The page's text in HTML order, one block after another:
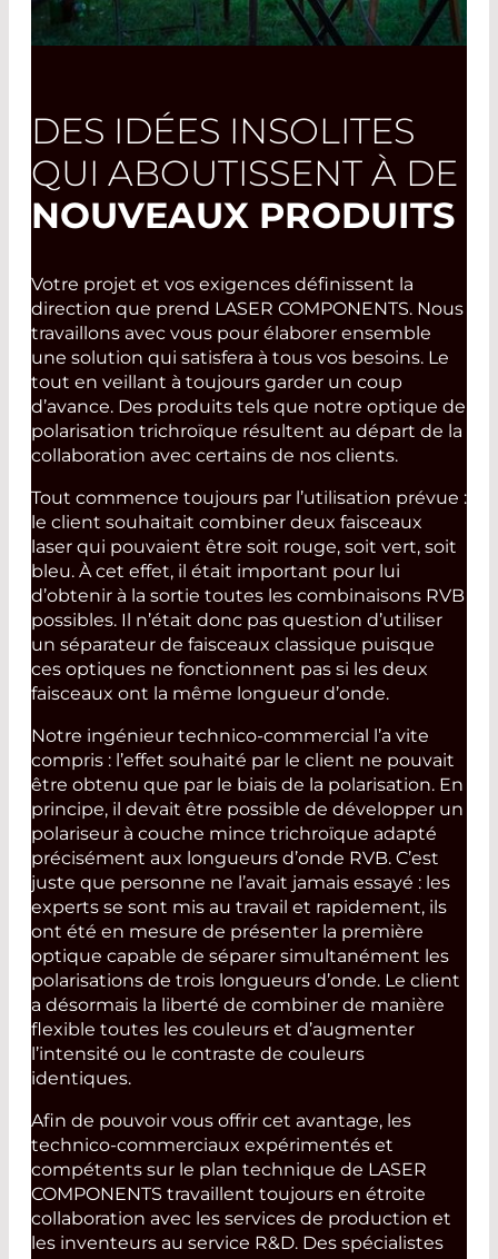
DES IDÉES INSOLITES
QUI ABOUTISSENT À DE
NOUVEAUX PRODUITS
Votre projet et vos exigences définissent la
direction que prend LASER COMPONENTS. Nous
travaillons avec vous pour élaborer ensemble
une solution qui satisfera à tous vos besoins. Le
tout en veillant à toujours garder un coup
d’avance. Des produits tels que notre optique de
polarisation trichroïque résultent au départ de la
collaboration avec certains de nos clients.
Tout commence toujours par l’utilisation prévue :
le client souhaitait combiner deux faisceaux
laser qui pouvaient être soit rouge, soit vert, soit
bleu. À cet effet, il était important pour lui
d’obtenir à la sortie toutes les combinaisons RVB
possibles. Il n’était donc pas question d’utiliser
un séparateur de faisceaux classique puisque
ces optiques ne fonctionnent pas si les deux
faisceaux ont la même longueur d’onde.
Notre ingénieur technico-commercial l’a vite
compris : l’effet souhaité par le client ne pouvait
être obtenu que par le biais de la polarisation. En
principe, il devait être possible de développer un
polariseur à couche mince trichroïque adapté
précisément aux longueurs d’onde RVB. C’est
juste que personne ne l’avait jamais essayé : les
experts se sont mis au travail et rapidement, ils
ont été en mesure de présenter la première
optique capable de séparer simultanément les
polarisations de trois longueurs d’onde. Le client
a désormais la liberté de combiner de manière
flexible toutes les couleurs et d’augmenter
l’intensité ou le contraste de couleurs
identiques.
Afin de pouvoir vous offrir cet avantage, les
technico-commerciaux expérimentés et
compétents sur le plan technique de LASER
COMPONENTS travaillent toujours en étroite
collaboration avec les services de production et
les inventeurs au service R&D. Des spécialistes